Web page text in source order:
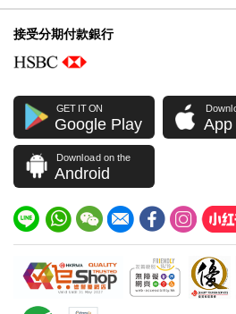
接受分期付款銀行
GET IT ON
Google Play App
Download on the
Android